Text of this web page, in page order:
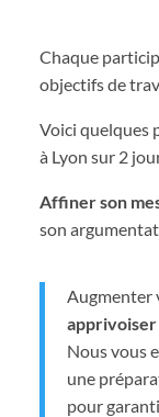
Chaque
objectifs de
Voici quelques
à Lyon sur 2
Affiner son
son
Augmenter
apprivoiser
Nous vous
une
pour